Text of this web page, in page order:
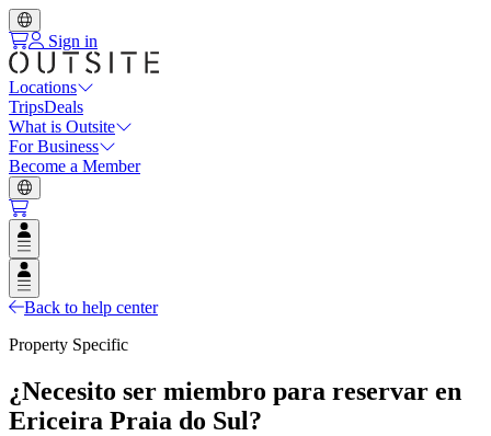
Sign in
Locations
TripsDeals
What is Outsite
For Business
Become a Member
Open user menu
Open user menu
Back to help center
Property Specific
¿Necesito ser miembro para reservar en
Ericeira Praia do Sul?